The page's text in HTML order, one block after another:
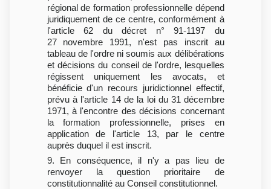
régional de formation professionnelle dépend
juridiquement de ce centre, conformément à
l'article 62 du décret n° 91-1197 du
27 novembre 1991, n'est pas inscrit au
tableau de l'ordre ni soumis aux délibérations
et décisions du conseil de l'ordre, lesquelles
régissent uniquement les avocats, et
bénéficie d'un recours juridictionnel effectif,
prévu à l'article 14 de la loi du 31 décembre
1971, à l'encontre des décisions concernant
la formation professionnelle, prises en
application de l'article 13, par le centre
auprès duquel il est inscrit.
9. En conséquence, il n'y a pas lieu de
renvoyer la question prioritaire de
constitutionnalité au Conseil constitutionnel.